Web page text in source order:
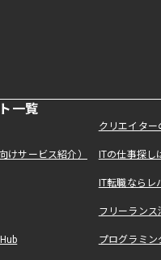
一覧
クリエイタ
けサービス紹介） ITの仕事探
IT転職なら
フリーラン
プログラミ